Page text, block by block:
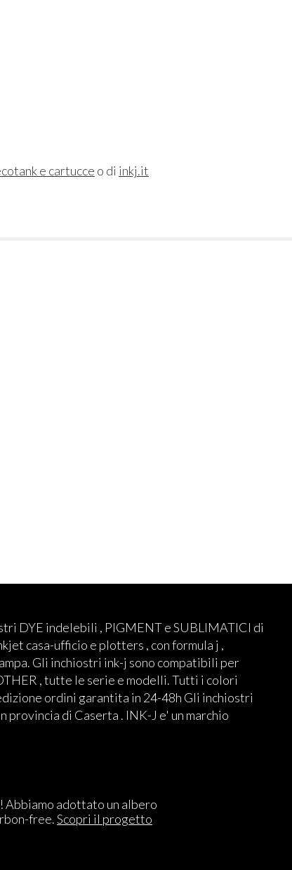
e cartucce o di inkj.it
DYE indelebili , PIGMENT e SUBLIMATICI di
casa-ufficio e plotters , con formula j ,
Gli inchiostri ink-j sono compatibili per
, tutte le serie e modelli. Tutti i colori
ordini garantita in 24-48h Gli inchiostri
provincia di Caserta . INK-J e' un marchio
Abbiamo adottato un albero
free.Scopri il progetto